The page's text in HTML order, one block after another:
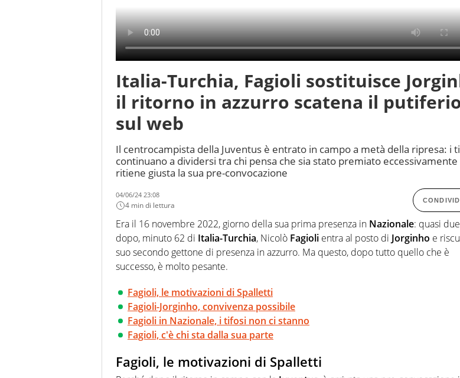
Italia-Turchia, Fagioli sostituisce
il ritorno in azzurro scatena il
sul web
Il centrocampista della Juventus è entrato in campo a metà della ripresa: i
continuano a dividersi tra chi pensa che sia stato premiato eccessivamente
ritiene giusta la sua pre-convocazione
04/06/24 23:08
4 min di lettura CONDIVIDI
Era il 16 novembre 2022, giorno della sua prima presenza in Nazionale: quasi
dopo, minuto 62 di Italia-Turchia, Nicolò Fagioli entra al posto di Jorginho e
suo secondo gettone di presenza in azzurro. Ma questo, dopo tutto quello che è
successo, è molto pesante.
Fagioli, le motivazioni di Spalletti
Fagioli-Jorginho, convivenza possibile
Fagioli in Nazionale, i tifosi non ci stanno
Fagioli, c'è chi sta dalla sua parte
Fagioli, le motivazioni di Spalletti